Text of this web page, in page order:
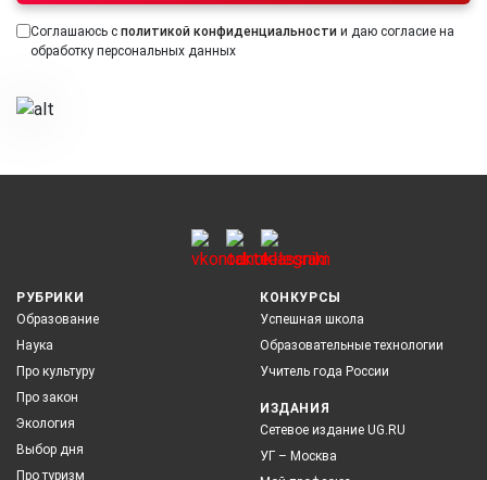
Соглашаюсь с политикой конфиденциальности и даю согласие на
обработку персональных данных
РУБРИКИ
Образование
Наука
Про культуру
Про закон
Экология
Выбор дня
Про туризм
КОНКУРСЫ
Успешная школа
Образовательные технологии
Учитель года России
ИЗДАНИЯ
Сетевое издание UG.RU
УГ – Москва